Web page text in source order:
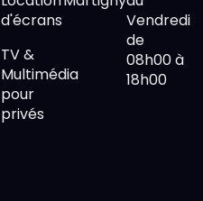
d'écrans
TV &
Multimédia
pour
privés
Vendredi
de
08h00 à
18h00